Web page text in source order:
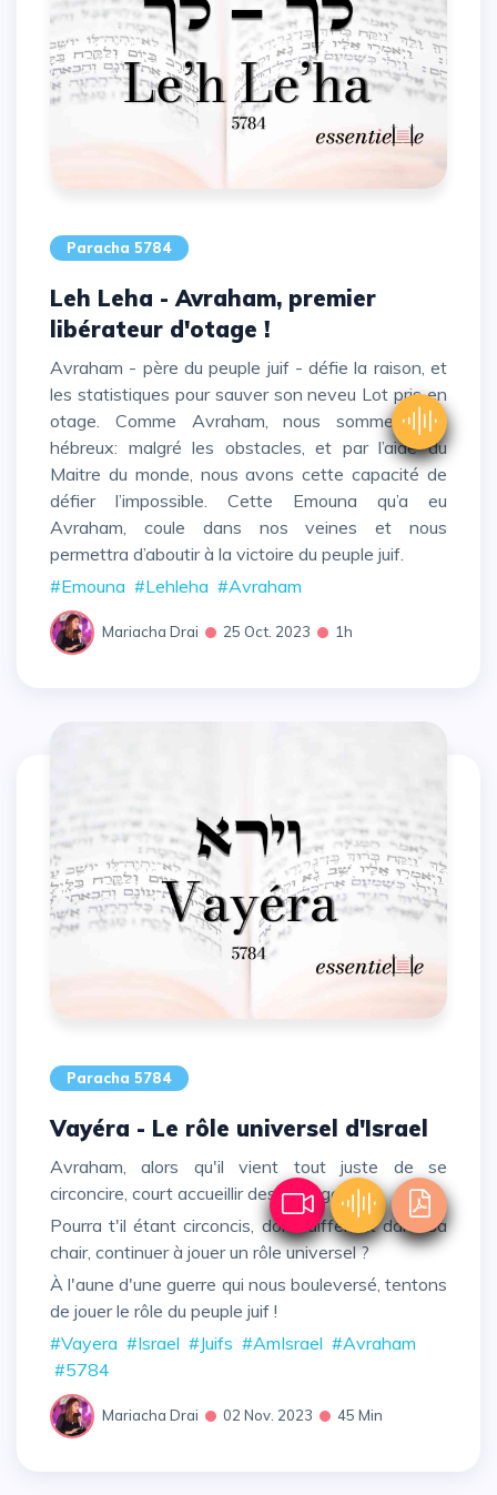
Paracha 5784
Leh Leha - Avraham, premier
libérateur d'otage !
Avraham - père du peuple juif - défie la raison, et
les statistiques pour sauver son neveu Lot pris en
otage. Comme Avraham, nous sommes des
hébreux: malgré les obstacles, et par l’aide du
Maitre du monde, nous avons cette capacité de
défier l’impossible. Cette Emouna qu’a eu
Avraham, coule dans nos veines et nous
permettra d’aboutir à la victoire du peuple juif.
#Emouna #Lehleha #Avraham
Mariacha Drai 25 Oct. 2023 1h
Paracha 5784
Vayéra - Le rôle universel d'Israel
Avraham, alors qu'il vient tout juste de se
circoncire, court accueillir des voyageurs.
Pourra t'il étant circoncis, donc différent dans sa
chair, continuer à jouer un rôle universel ?
À l'aune d'une guerre qui nous bouleversé, tentons
de jouer le rôle du peuple juif !
#Vayera #Israel #Juifs #AmIsrael #Avraham
#5784
Mariacha Drai 02 Nov. 2023 45 Min